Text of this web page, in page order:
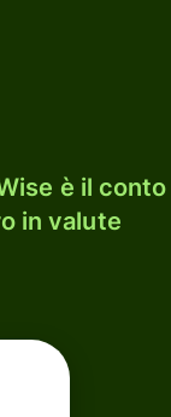
è il conto
in valute